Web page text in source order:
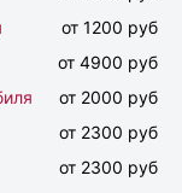
от 1200 руб
от 4900 руб
от 2000 руб
от 2300 руб
от 2300 руб